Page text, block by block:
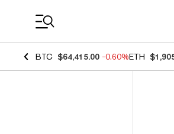
BTC $64,415.00 -0.60%ETH